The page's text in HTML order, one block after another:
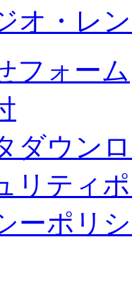
オ・レ
フォーム
ダウン
リティ
ーポリ